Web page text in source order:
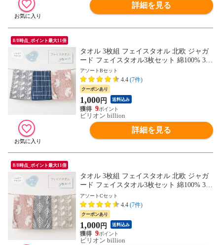
詳細を見る
8/8時点_ポイント最大11倍
タオル 3枚組 フェイスタオル 北欧 ジャガ
ード フェイスタオル3枚セット 綿100% 34×
84cm 【アソートBセット】
アソートBセット
4.4 (7件)
クーポンあり
1,000円 送料込み
9
ビリオン billion
詳細を見る
8/8時点_ポイント最大11倍
タオル 3枚組 フェイスタオル 北欧 ジャガ
ード フェイスタオル3枚セット 綿100% 34×
84cm 【アソートCセット】
アソートCセット
4.4 (7件)
クーポンあり
1,000円 送料込み
9
ビリオン billion